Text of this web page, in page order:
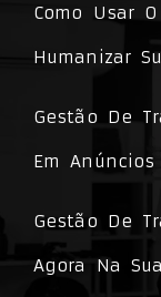
Como Usar
Humanizar
Gestão De
Em
Gestão De
Agora Na